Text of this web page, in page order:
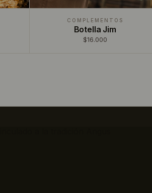
COMPLEMENTOS
Botella Jim
$16.000